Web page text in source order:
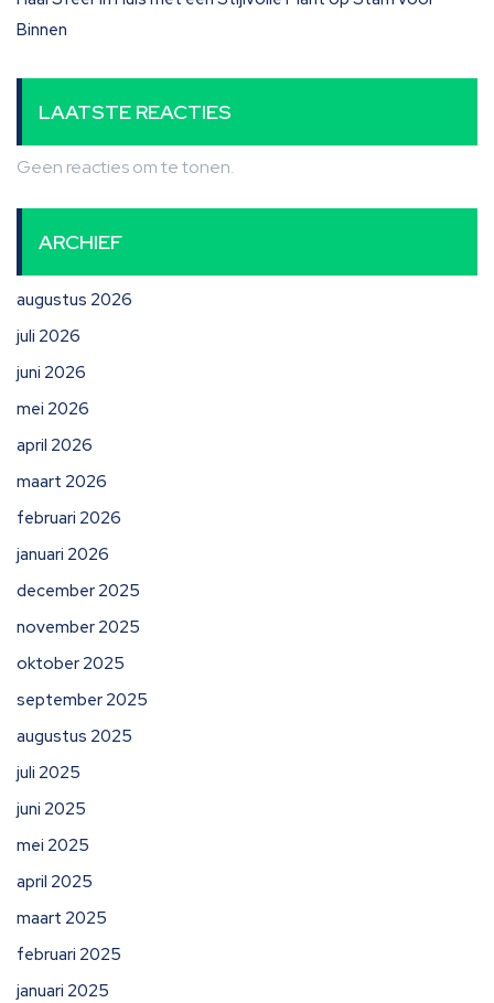
Binnen
LAATSTE REACTIES
Geen reacties om te tonen.
ARCHIEF
augustus 2026
juli 2026
juni 2026
mei 2026
april 2026
maart 2026
februari 2026
januari 2026
december 2025
november 2025
oktober 2025
september 2025
augustus 2025
juli 2025
juni 2025
mei 2025
april 2025
maart 2025
februari 2025
januari 2025